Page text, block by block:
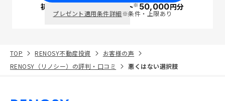
初回面談で ポイント※50,000円分
プレゼント適用条件詳細※条件・上限あり
TOP RENOSY不動産投資
お客様の声
RENOSY（リノシー）の評判・口コミ
悪くはない選択肢